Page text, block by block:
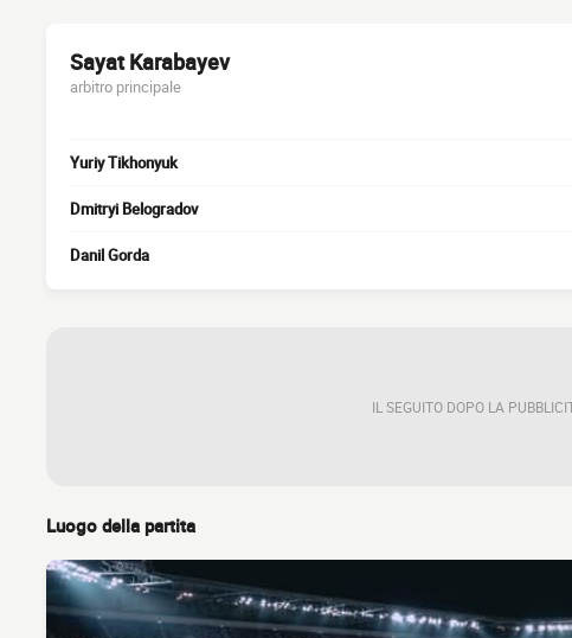
Sayat Karabayev
arbitro principale
Yuriy Tikhonyuk
Dmitryi Belogradov
Danil Gorda
IL SEGUITO DOPO LA
Luogo della partita